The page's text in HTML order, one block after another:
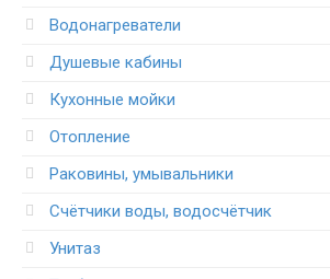
Водонагреватели
Душевые кабины
Кухонные мойки
Отопление
Раковины, умывальники
Счётчики воды, водосчётчик
Унитаз